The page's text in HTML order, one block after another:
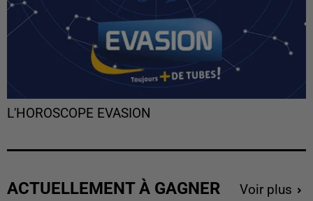
L'HOROSCOPE EVASION
ACTUELLEMENT À GAGNER Voir plus